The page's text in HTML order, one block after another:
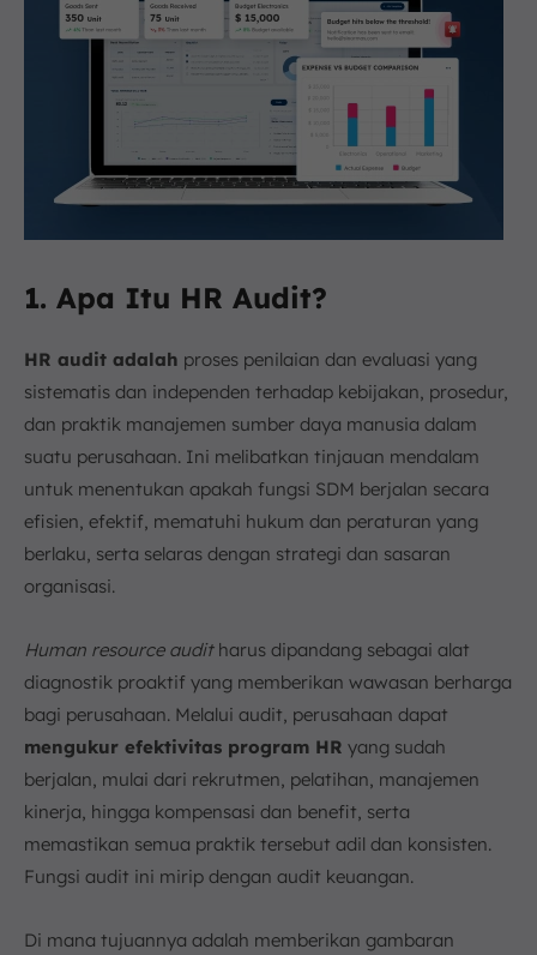
1. Apa Itu HR Audit?
HR audit adalah proses penilaian dan evaluasi yang
sistematis dan independen terhadap kebijakan, prosedur,
dan praktik manajemen sumber daya manusia dalam
suatu perusahaan. Ini melibatkan tinjauan mendalam
untuk menentukan apakah fungsi SDM berjalan secara
efisien, efektif, mematuhi hukum dan peraturan yang
berlaku, serta selaras dengan strategi dan sasaran
organisasi.
Human resource auditharus dipandang sebagai alat
diagnostik proaktif yang memberikan wawasan berharga
bagi perusahaan. Melalui audit, perusahaan dapat
mengukur efektivitas program HR yang sudah
berjalan, mulai dari rekrutmen, pelatihan, manajemen
kinerja, hingga kompensasi dan benefit, serta
memastikan semua praktik tersebut adil dan konsisten.
Fungsi audit ini mirip dengan audit keuangan.
Di mana tujuannya adalah memberikan gambaran